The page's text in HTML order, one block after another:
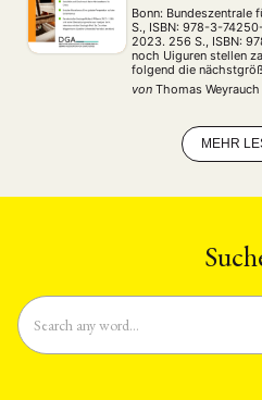
Bonn:
S., ISBN: 978-3-
2023. 256 S., ISBN:
noch Uiguren stellen
folgend die
belegen nämlich erst
geraten jene beiden
von Thomas Weyrauch
MEHR